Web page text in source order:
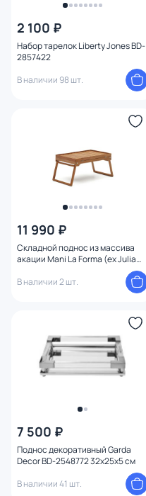
2 100 ₽
Набор тарелок Liberty Jones BD-
2857422
В наличии 98 шт.
11 990 ₽
Складной поднос из массива
акации Mani La Forma (ex Julia
В наличии 2 шт.
7 500 ₽
Поднос декоративный Garda
Decor BD-2548772 32х25х5 см
В наличии 41 шт.